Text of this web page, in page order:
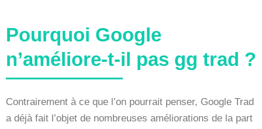
Pourquoi Google
n’améliore-t-il pas gg trad ?
Contrairement à ce que l’on pourrait penser, Google Trad
a déjà fait l’objet de nombreuses améliorations de la part